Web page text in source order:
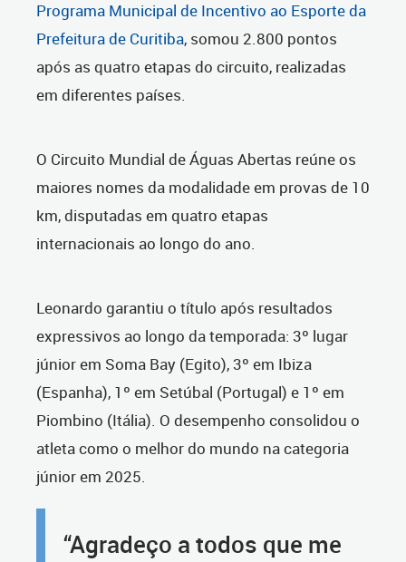
Programa Municipal de Incentivo ao Esporte da
Prefeitura de Curitiba, somou 2.800 pontos
após as quatro etapas do circuito, realizadas
em diferentes países.
O Circuito Mundial de Águas Abertas reúne os
maiores nomes da modalidade em provas de 10
km, disputadas em quatro etapas
internacionais ao longo do ano.
Leonardo garantiu o título após resultados
expressivos ao longo da temporada: 3º lugar
júnior em Soma Bay (Egito), 3º em Ibiza
(Espanha), 1º em Setúbal (Portugal) e 1º em
Piombino (Itália). O desempenho consolidou o
atleta como o melhor do mundo na categoria
júnior em 2025.
“Agradeço a todos que me